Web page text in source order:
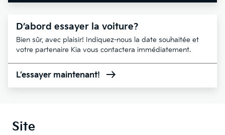
D’abord essayer la voiture?
Bien sûr, avec plaisir! Indiquez-nous la date souhaitée et
votre partenaire Kia vous contactera immédiatement.
L’essayer maintenant!
Site